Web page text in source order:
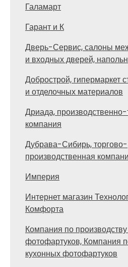
Галамарт
Гарант и К
Дверь-Сервис, салоны
и входных дверей,
Добрострой, гипермаркет
и отделочных материалов
Дриада, производственно-
компания
Дубрава-Сибирь, торгово-
производственная
Империя
Интернет магазин
Комфорта
Компания по
фотофартуков, Компания
кухонных фотофартуков